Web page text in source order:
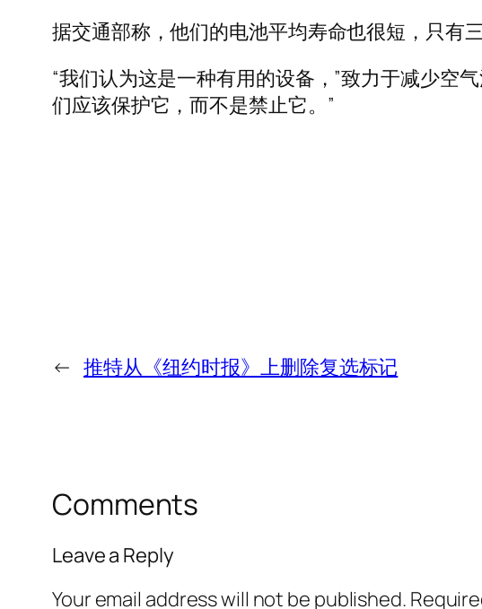
据交通部称，他们的电池平均寿命也很短，只有三
“我们认为这是一种有用的设备，”致力于减少空
们应该保护它，而不是禁止它。”
← 推特从《纽约时报》上删除复选标记
Comments
Leave a Reply
Your email address will not be published.